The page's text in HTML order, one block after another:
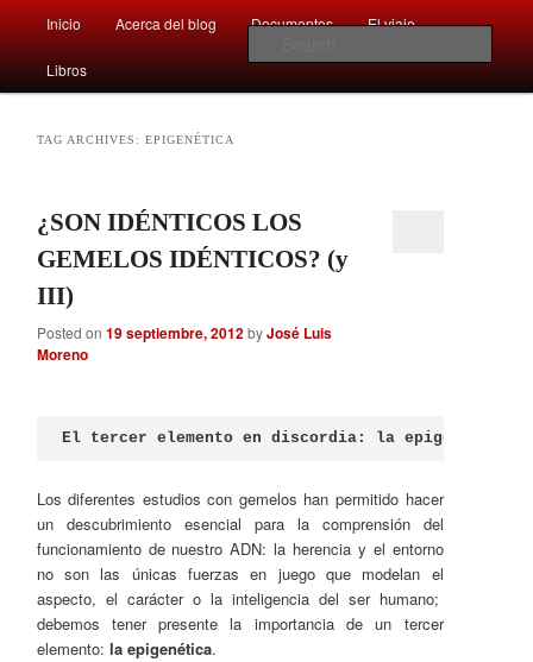
Afán por saber
nos rodea
Main
menu
Skip
to
Skip
to
Inicio Acerca del blog Documentos El viaje …
Libros
TAG ARCHIVES: EPIGENÉTICA
¿SON IDÉNTICOS LOS
GEMELOS IDÉNTICOS? (y
III)
Posted on 19 septiembre, 2012byJosé Luis
Moreno
El tercer elemento en discordia: la epigenética
Los diferentes estudios con gemelos han permitido hacer
un descubrimiento esencial para la comprensión del
funcionamiento de nuestro ADN: la herencia y el entorno
no son las únicas fuerzas en juego que modelan el
aspecto, el carácter o la inteligencia del ser humano;
debemos tener presente la importancia de un tercer
elemento: la epigenética.